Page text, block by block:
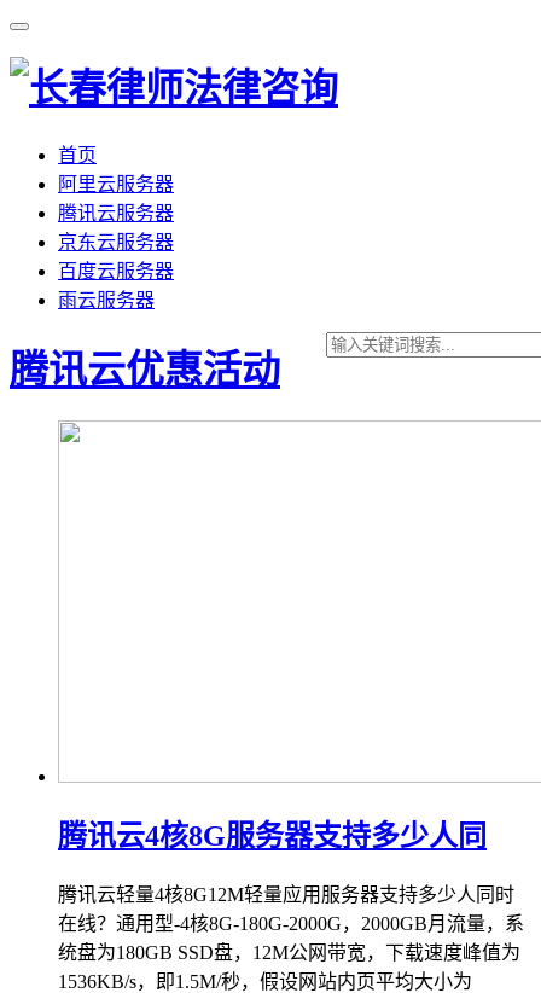
首页
阿里云服务器
腾讯云服务器
京东云服务器
百度云服务器
雨云服务器
腾讯云优惠活动
腾讯云4核8G服务器支持多少人同
腾讯云轻量4核8G12M轻量应用服务器支持多少人同时
在线？通用型-4核8G-180G-2000G，2000GB月流量，系
统盘为180GB SSD盘，12M公网带宽，下载速度峰值为
1536KB/s，即1.5M/秒，假设网站内页平均大小为